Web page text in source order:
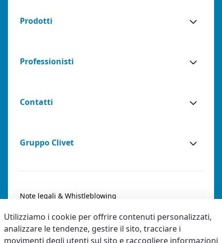
Prodotti
Professionisti
Contatti
Gruppo Clivet
Note legali & Whistleblowing
Privacy & Cookies
Accessibilità
Utilizziamo i cookie per offrire contenuti personalizzati,
analizzare le tendenze, gestire il sito, tracciare i
movimenti degli utenti sul sito e raccogliere informazioni